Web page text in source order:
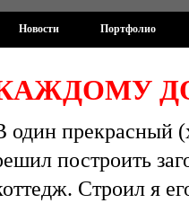
Новости Портфолио
один прекрасный
построить
Строил я